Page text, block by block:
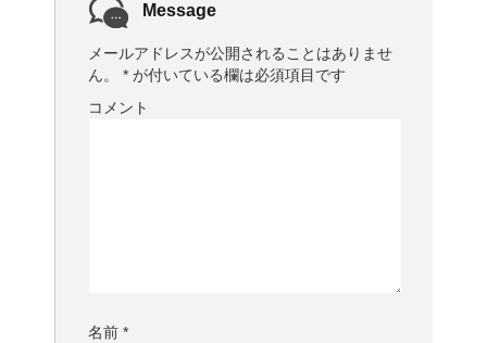
Message
メールアドレスが公開されることはありませ
ん。
* が付いている欄は必須項目です
コメント
名前 *